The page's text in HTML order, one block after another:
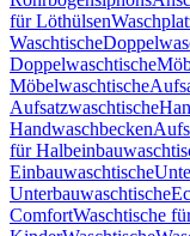
für Löthülsen
Waschtische
Doppelwaschtische
Möbelwaschtische
Aufsatzwaschtische
Handwaschbecken
für
Einbauwaschtische
Unterbauwaschtische
ComfortWaschtische